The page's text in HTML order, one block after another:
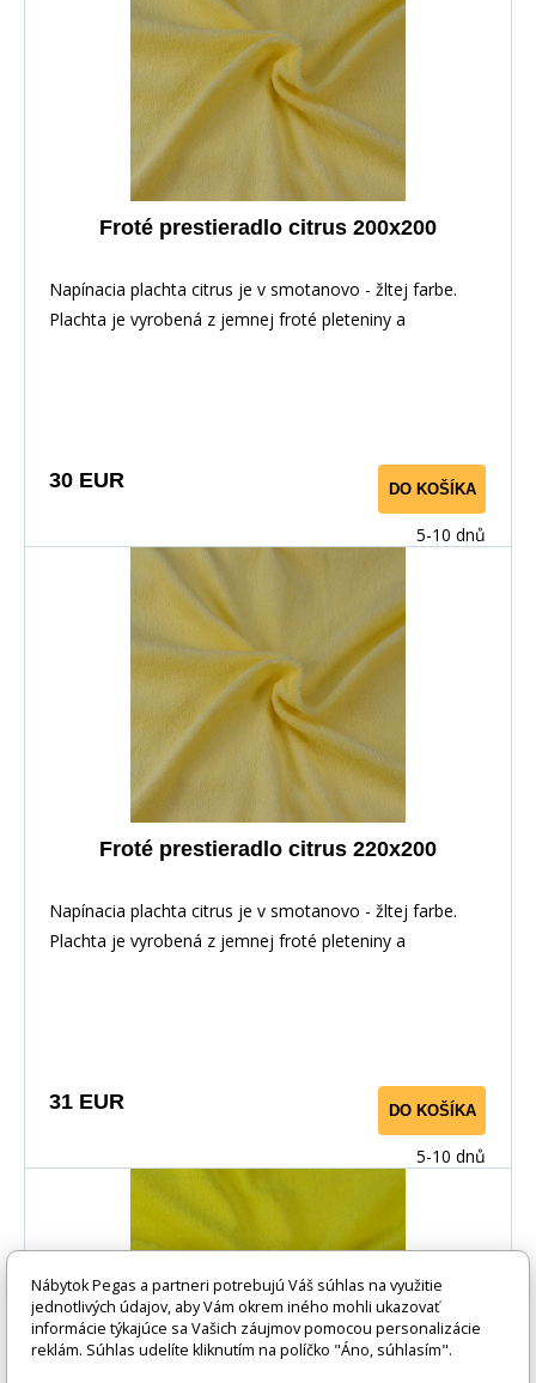
Froté prestieradlo citrus 200x200
Napínacia plachta citrus je v smotanovo - žltej farbe.
Plachta je vyrobená z jemnej froté pleteniny a
30 EUR DO KOŠÍKA
5-10 dnů
Froté prestieradlo citrus 220x200
Napínacia plachta citrus je v smotanovo - žltej farbe.
Plachta je vyrobená z jemnej froté pleteniny a
31 EUR DO KOŠÍKA
5-10 dnů
Nábytok Pegas a partneri potrebujú Váš súhlas na využitie
jednotlivých údajov, aby Vám okrem iného mohli ukazovať
informácie týkajúce sa Vašich záujmov pomocou personalizácie
reklám. Súhlas udelíte kliknutím na políčko "Áno, súhlasím".